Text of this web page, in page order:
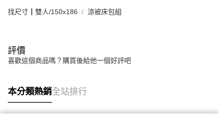
找尺寸┃雙人/150x186 涼被床包組
評價
喜歡這個商品嗎？購買後給他一個好評吧
本分類熱銷全站排行